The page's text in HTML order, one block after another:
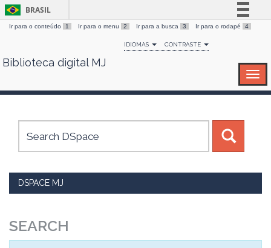
Skip
BRASIL
Simplifique!
Comunica BR
Canais
Ir para o conteúdo 1 Ir para o menu 2 Ir para a busca 3 Ir para o rodapé 4
IDIOMAS CONTRASTE
Biblioteca digital MJ
DSPACE MJ
SEARCH